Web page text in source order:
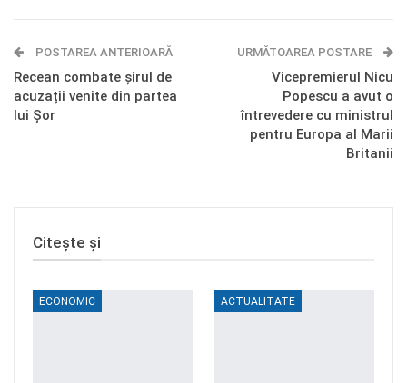
Telegram OK.ru
POSTAREA ANTERIOARĂ
Recean combate șirul de
acuzații venite din partea
lui Șor
URMĂTOAREA POSTARE
Vicepremierul Nicu
Popescu a avut o
întrevedere cu ministrul
pentru Europa al Marii
Britanii
Citește și
ECONOMIC ACTUALITATE